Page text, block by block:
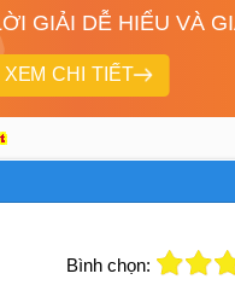
GIẢI DỄ HIỂU VÀ
XEM CHI TIẾT
Bình chọn: